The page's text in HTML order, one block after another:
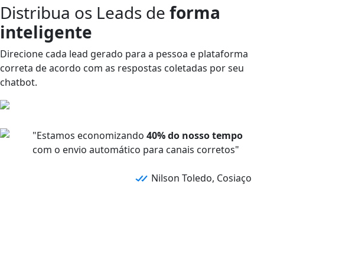
Distribua os Leads de forma
inteligente
Direcione cada lead gerado para a pessoa e plataforma
correta de acordo com as respostas coletadas por seu
chatbot.
"Estamos economizando 40% do nosso tempo
com o envio automático para canais corretos"
Nilson Toledo, Cosiaço